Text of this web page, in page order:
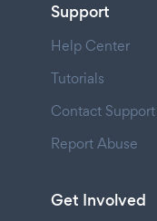
Support
Help Center
Tutorials
Contact Support
Report Abuse
Get Involved